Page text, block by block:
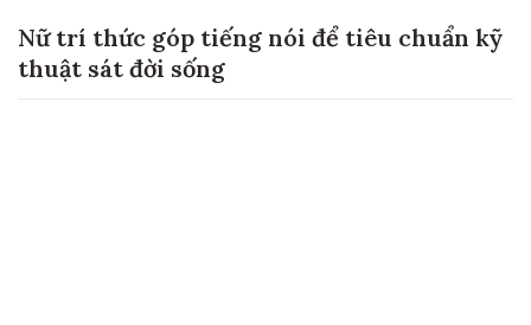
Nữ trí thức góp tiếng nói để tiêu chuẩn kỹ
thuật sát đời sống